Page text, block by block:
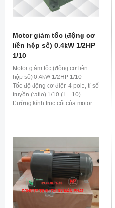
Motor giảm tốc (động cơ
liền hộp số) 0.4kW 1/2HP
1/10
Motor giảm tốc (động cơ liền
hộp số) 0.4kW 1/2HP 1/10
Tốc độ động cơ điện 4 pole, tỉ số
truyền (ratio) 1/10 ( i = 10).
Đường kính trục cốt của motor